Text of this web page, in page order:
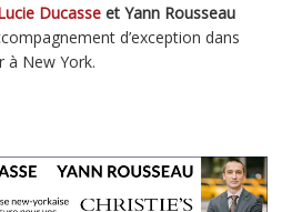
Ducasse et Yann Rousseau
d’exception dans
New York.